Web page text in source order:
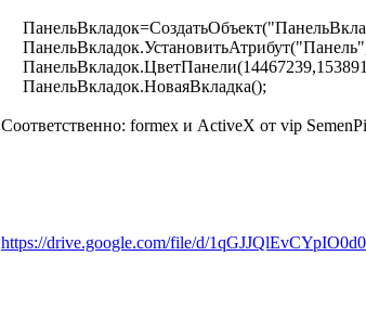
ПанельВкладок.НоваяВкладка();
Соответственно: formex и ActiveX от vip
https://drive.google.com/file/d/